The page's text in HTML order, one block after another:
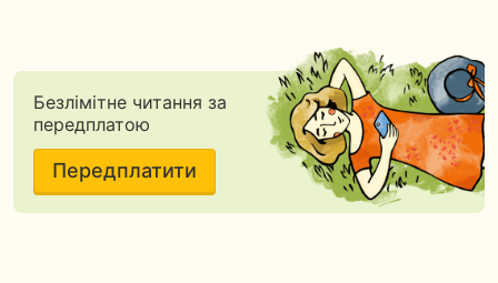
Безлімітне читання за
передплатою
Передплатити